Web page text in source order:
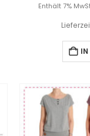
Enthält 7%
IN